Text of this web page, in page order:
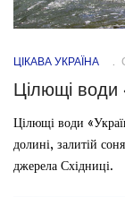
ЦІКАВА УКРАЇНА
Цілющі води
Цілющі води
долині, залитій
джерела Східниці.